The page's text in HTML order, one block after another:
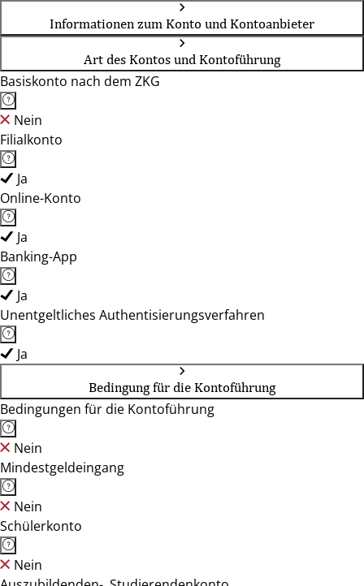
Informationen zum Konto und Kontoanbieter
Art des Kontos und Kontoführung
Basiskonto nach dem ZKG
Nein
Filialkonto
Ja
Online-Konto
Ja
Banking-App
Ja
Unentgeltliches Authentisierungsverfahren
Ja
Bedingung für die Kontoführung
Bedingungen für die Kontoführung
Nein
Mindestgeldeingang
Nein
Schülerkonto
Nein